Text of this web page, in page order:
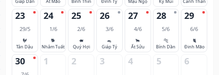
Giáp Dần
Ất Mão
Bính Thìn
Đinh Tỵ
Mậu Ngọ
Kỷ Mùi
Canh Thân
23
29/5
🐓
Tân Dậu
24
1/6
🐕
Nhâm Tuất
25
2/6
🐖
Quý Hợi
26
3/6
🐀
Giáp Tý
27
4/6
🐂
Ất Sửu
28
5/6
🐅
Bính Dần
29
6/6
🐈
Đinh Mão
30 1 2 3 4 5 6